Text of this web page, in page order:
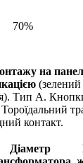
70%
на
Тип А.
контакт.
Діаметр